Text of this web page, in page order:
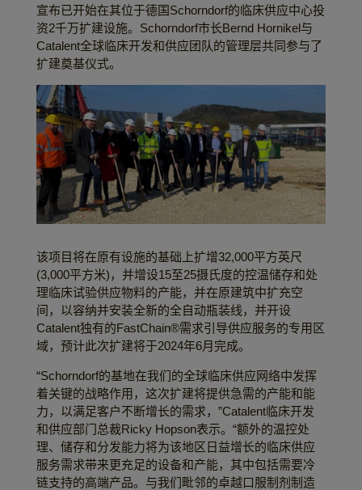
宣布已开始在其位于德国Schorndorf的临床供应中心投
资2千万扩建设施。Schorndorf市长Bernd Hornikel与
Catalent全球临床开发和供应团队的管理层共同参与了
扩建奠基仪式。
该项目将在原有设施的基础上扩增32,000平方英尺
(3,000平方米)，并增设15至25摄氏度的控温储存和处
理临床试验供应物料的产能，并在原建筑中扩充空
间，以容纳并安装全新的全自动瓶装线，并开设
Catalent独有的FastChain®需求引导供应服务的专用区
域，预计此次扩建将于2024年6月完成。
“Schorndorf的基地在我们的全球临床供应网络中发挥
着关键的战略作用，这次扩建将提供急需的产能和能
力，以满足客户不断增长的需求，”Catalent临床开发
和供应部门总裁Ricky Hopson表示。“额外的温控处
理、储存和分发能力将为该地区日益增长的临床供应
服务需求带来更充足的设备和产能，其中包括需要冷
链支持的高端产品。与我们毗邻的卓越口服制剂制造